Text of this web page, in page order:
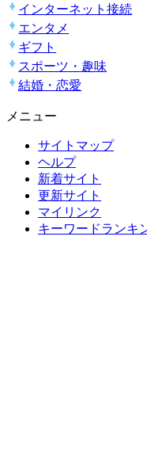
インターネット接続
エンタメ
ギフト
スポーツ・趣味
結婚・恋愛
メニュー
サイトマップ
ヘルプ
新着サイト
更新サイト
マイリンク
キーワードランキ